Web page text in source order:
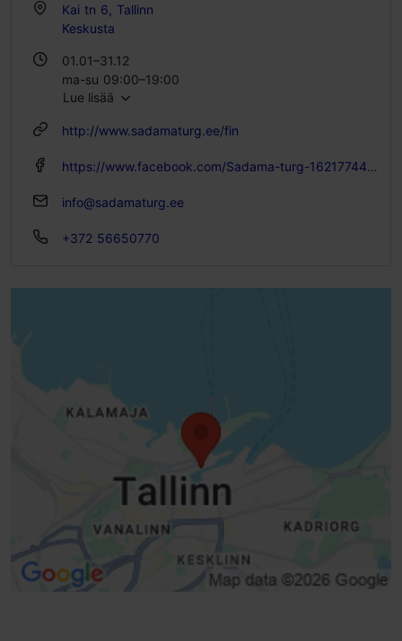
Kai tn 6, Tallinn
Keskusta
01.01–31.12
ma-su 09:00–19:00
Lue lisää
http://www.sadamaturg.ee/fin
https://www.facebook.com/Sadama-turg-162177440460715/
info@sadamaturg.ee
+372 56650770